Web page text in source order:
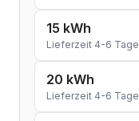
15 kWh
Lieferzeit 4-6 Tage
20 kWh
Lieferzeit 4-6 Tage